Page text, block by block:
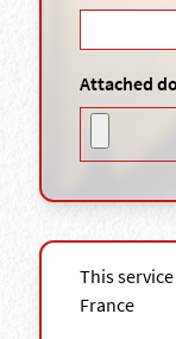
Attached
This
France